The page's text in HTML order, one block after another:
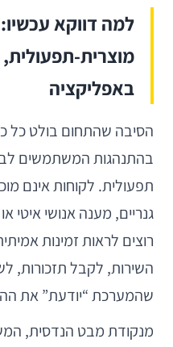
למה דווקא
מוצרית-
באפליקציה
הסיבה שהתחום בולט כל כך
בהתנהגות המשתמשים
תפעולית. לקוחות אינם
גנריים, מענה אנושי איטי
רוצים לראות זמינות
השירות, לקבל תזכורות,
שהמערכת “יודעת” את
מנקודת מבט הנדסית,